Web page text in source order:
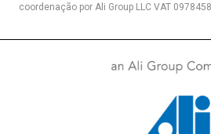
coordenação por Ali Group LLC VAT